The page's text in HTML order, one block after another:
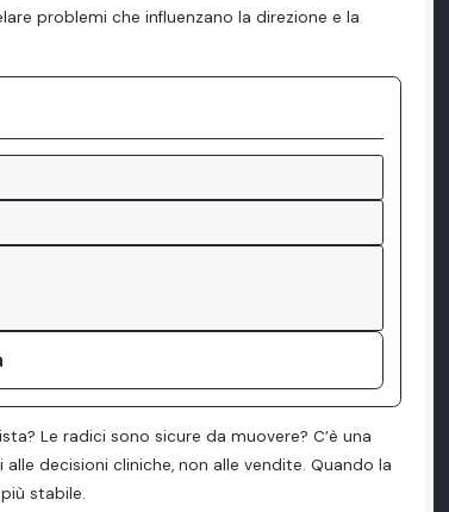
problemi che influenzano la direzione e la
Le radici sono sicure da muovere? C’è una
decisioni cliniche, non alle vendite. Quando la
stabile.